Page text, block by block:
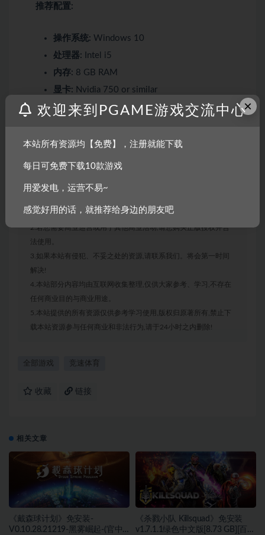
推荐配置:
操作系统: Windows 10
处理器: Intel i5
内存: 8 GB RAM
显卡: Nvidia 750 or similar
DirectX 版本:10
声明：
其真实性负责。
2.若您需要商业运营或用于其他商业活动,请您购买正版授权并合
法使用。
3.如果本站有侵犯、不妥之处的资源,请联系我们。将会第一时间
解决!
4.本站部分内容均由互联网收集整理,仅供大家参考、学习,不存在
任何商业目的与商业用途。
5.本站提供的所有资源仅供参考学习使用,版权归原著所有,禁止下
载本站资源参与任何商业和非法行为,请于24小时之内删除!
全部游戏 竞速体育
收藏 链接
相关文章
《戴森球计划》免安装-
V0.10.28.21219-黑雾崛起-(官中)
《杀戮小队 Killsquad》免安装
v1.7.1.1绿色中文版[8.73 GB][百度
×
欢迎来到PGAME游戏交流中心
本站所有资源均【免费】，注册就能下载
每日可免费下载10款游戏
用爱发电，运营不易~
感觉好用的话，就推荐给身边的朋友吧